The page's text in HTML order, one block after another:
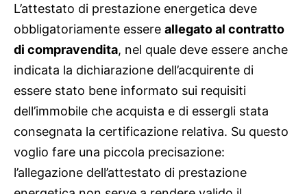
L’attestato di prestazione energetica deve
obbligatoriamente essere allegato al contratto
di compravendita, nel quale deve essere anche
indicata la dichiarazione dell’acquirente di
essere stato bene informato sui requisiti
dell’immobile che acquista e di essergli stata
consegnata la certificazione relativa. Su questo
voglio fare una piccola precisazione:
l’allegazione dell’attestato di prestazione